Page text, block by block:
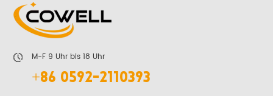
M-F 9 Uhr bis 18 Uhr
+86 0592-2110393